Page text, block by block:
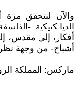
والآن لنتحقق
الديالكتيكية -
أفكار، إلى مقدس،
أشباح- من وجهة
ماركس: المملكة